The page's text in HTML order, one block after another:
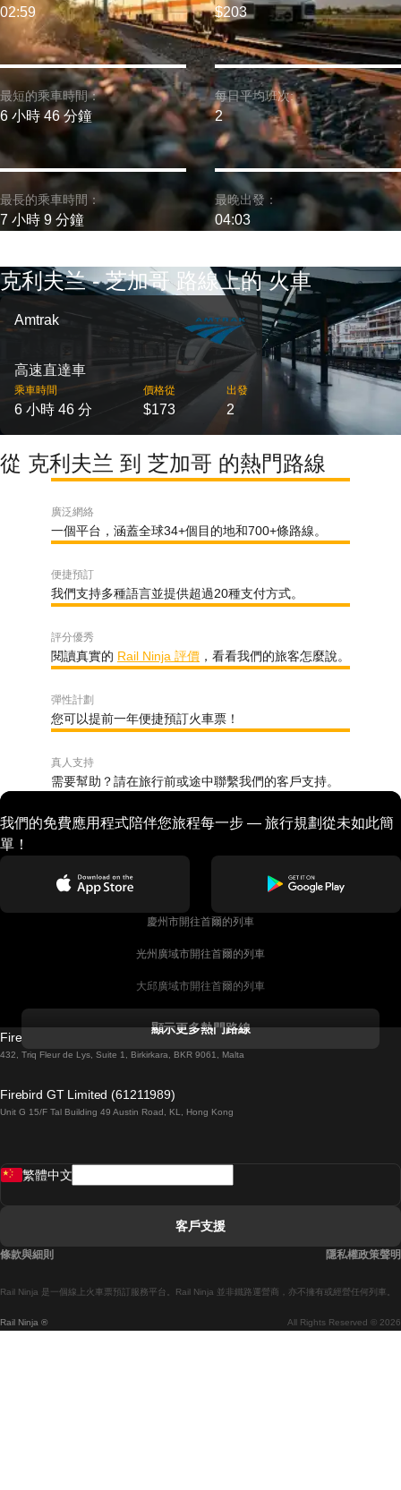
最短的乘車時間：
6 小時 46 分鐘
02:59
最長的乘車時間：
7 小時 9 分鐘
$203
每日平均班次:
2
最晚出發：
04:03
克利夫兰 - 芝加哥 路線上的 火車
Amtrak
高速直達車
乘車時間
6 小時 46 分
價格從
$173
出發
2
從 克利夫兰 到 芝加哥 的熱門路線
廣泛網絡
一個平台，涵蓋全球34+個目的地和700+條路線。
便捷預訂
我們支持多種語言並提供超過20種支付方式。
評分優秀
閱讀真實的 Rail Ninja 評價 ，看看我們的旅客怎麼說。
彈性計劃
您可以提前一年便捷預訂火車票！
真人支持
需要幫助？請在旅行前或途中聯繫我們的客戶支持。
我們的免費應用程式陪伴您旅程每一步 — 旅行規劃從未如此簡
單！
慶州市開往首爾的列車
光州廣域市開往首爾的列車
大邱廣域市開往首爾的列車
都柏林開往戈尔韦的列車
羅馬開往拿坡里的列車
顯示更多熱門路線
Firebird GT Limited (OC 1451)
432, Triq Fleur de Lys, Suite 1, Birkirkara, BKR 9061, Malta
Firebird GT Limited (61211989)
Unit G 15/F Tal Building 49 Austin Road, KL, Hong Kong
Rail Ninja ® All Rights Reserved © 2026
Rail Ninja 是一個線上火車票預訂服務平台。Rail Ninja 並非鐵路運營商，亦不擁有或經營任何列車。
繁體中文
客戶支援
條款與細則 隱私權政策聲明